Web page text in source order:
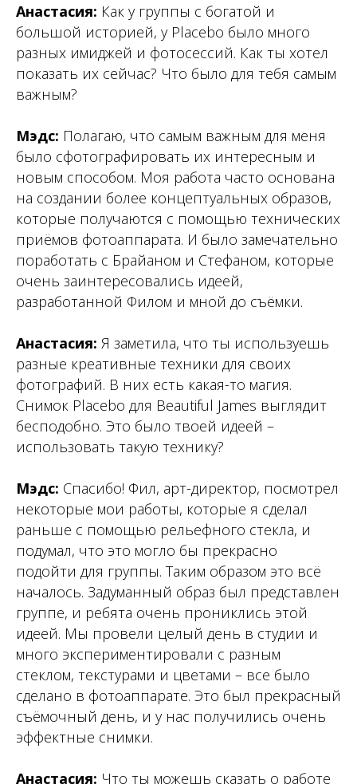
Анастасия: Как у группы с богатой и
большой историей, у Placebo было много
разных имиджей и фотосессий. Как ты хотел
показать их сейчас? Что было для тебя самым
важным?
Мэдс: Полагаю, что самым важным для меня
было сфотографировать их интересным и
новым способом. Моя работа часто основана
на создании более концептуальных образов,
которые получаются с помощью технических
приёмов фотоаппарата. И было замечательно
поработать с Брайаном и Стефаном, которые
очень заинтересовались идеей,
разработанной Филом и мной до съёмки.
Анастасия: Я заметила, что ты используешь
разные креативные техники для своих
фотографий. В них есть какая-то магия.
Снимок Placebo для Beautiful James выглядит
бесподобно. Это было твоей идеей –
использовать такую технику?
Мэдс: Спасибо! Фил, арт-директор, посмотрел
некоторые мои работы, которые я сделал
раньше с помощью рельефного стекла, и
подумал, что это могло бы прекрасно
подойти для группы. Таким образом это всё
началось. Задуманный образ был представлен
группе, и ребята очень прониклись этой
идеей. Мы провели целый день в студии и
много экспериментировали с разным
стеклом, текстурами и цветами – все было
сделано в фотоаппарате. Это был прекрасный
съёмочный день, и у нас получились очень
эффектные снимки.
Анастасия: Что ты можешь сказать о работе